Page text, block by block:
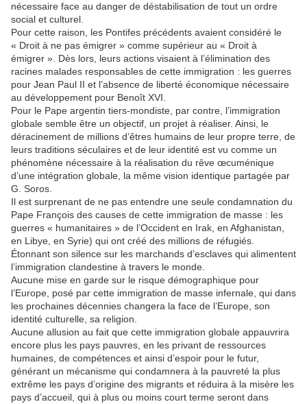
nécessaire face au danger de déstabilisation de tout un ordre
social et culturel.
Pour cette raison, les Pontifes précédents avaient considéré le
« Droit à ne pas émigrer » comme supérieur au « Droit à
émigrer ». Dès lors, leurs actions visaient à l’élimination des
racines malades responsables de cette immigration : les guerres
pour Jean Paul II et l’absence de liberté économique nécessaire
au développement pour Benoît XVI.
Pour le Pape argentin tiers-mondiste, par contre, l’immigration
globale semble être un objectif, un projet à réaliser. Ainsi, le
déracinement de millions d’êtres humains de leur propre terre, de
leurs traditions séculaires et de leur identité est vu comme un
phénomène nécessaire à la réalisation du rêve œcuménique
d’une intégration globale, la même vision identique partagée par
G. Soros.
Il est surprenant de ne pas entendre une seule condamnation du
Pape François des causes de cette immigration de masse : les
guerres « humanitaires » de l’Occident en Irak, en Afghanistan,
en Libye, en Syrie) qui ont créé des millions de réfugiés.
Étonnant son silence sur les marchands d’esclaves qui alimentent
l’immigration clandestine à travers le monde.
Aucune mise en garde sur le risque démographique pour
l’Europe, posé par cette immigration de masse infernale, qui dans
les prochaines décennies changera la face de l’Europe, son
identité culturelle, sa religion.
Aucune allusion au fait que cette immigration globale appauvrira
encore plus les pays pauvres, en les privant de ressources
humaines, de compétences et ainsi d’espoir pour le futur,
générant un mécanisme qui condamnera à la pauvreté la plus
extrême les pays d’origine des migrants et réduira à la misère les
pays d’accueil, qui à plus ou moins court terme seront dans